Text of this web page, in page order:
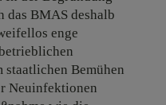
das BMAS deshalb
enge
staatlichen Bemühen
Neuinfektionen